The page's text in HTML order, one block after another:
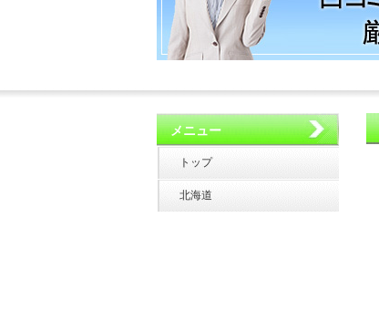
メニュー
トップ
北海道